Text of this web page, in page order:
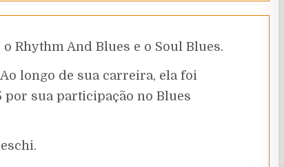
Rhythm And Blues e o Soul Blues.
longo de sua carreira, ela foi
por sua participação no Blues